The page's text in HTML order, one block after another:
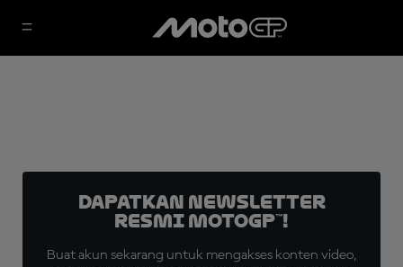
Dapatkan Newsletter
Resmi MotoGP™!
Buat akun sekarang untuk mengakses konten video,